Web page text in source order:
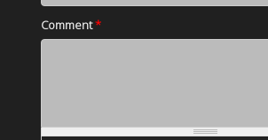
Comment*